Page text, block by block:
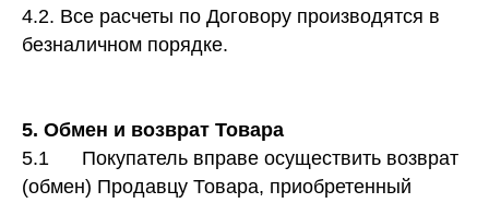
4.2. Все расчеты по Договору производятся в
безналичном порядке.
5. Обмен и возврат Товара
5.1
Покупатель вправе осуществить возврат
(обмен) Продавцу Товара, приобретенный